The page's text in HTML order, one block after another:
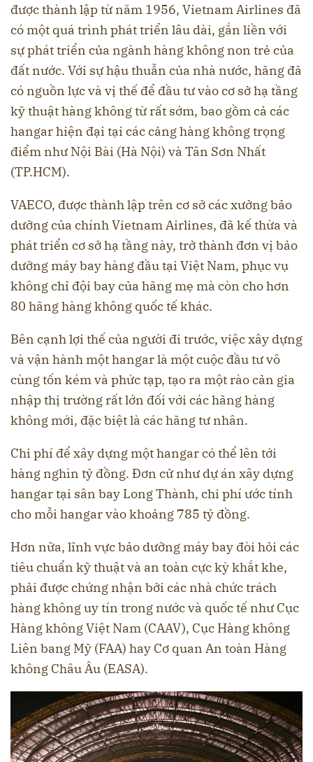
được thành lập từ năm 1956, Vietnam Airlines đã
có một quá trình phát triển lâu dài, gắn liền với
sự phát triển của ngành hàng không non trẻ của
đất nước. Với sự hậu thuẫn của nhà nước, hãng đã
có nguồn lực và vị thế để đầu tư vào cơ sở hạ tầng
kỹ thuật hàng không từ rất sớm, bao gồm cả các
hangar hiện đại tại các cảng hàng không trọng
điểm như Nội Bài (Hà Nội) và Tân Sơn Nhất
(TP.HCM).
VAECO, được thành lập trên cơ sở các xưởng bảo
dưỡng của chính Vietnam Airlines, đã kế thừa và
phát triển cơ sở hạ tầng này, trở thành đơn vị bảo
dưỡng máy bay hàng đầu tại Việt Nam, phục vụ
không chỉ đội bay của hãng mẹ mà còn cho hơn
80 hãng hàng không quốc tế khác.
Bên cạnh lợi thế của người đi trước, việc xây dựng
và vận hành một hangar là một cuộc đầu tư vô
cùng tốn kém và phức tạp, tạo ra một rào cản gia
nhập thị trường rất lớn đối với các hãng hàng
không mới, đặc biệt là các hãng tư nhân.
Chi phí để xây dựng một hangar có thể lên tới
hàng nghìn tỷ đồng. Đơn cử như dự án xây dựng
hangar tại sân bay Long Thành, chi phí ước tính
cho mỗi hangar vào khoảng 785 tỷ đồng.
Hơn nữa, lĩnh vực bảo dưỡng máy bay đòi hỏi các
tiêu chuẩn kỹ thuật và an toàn cực kỳ khắt khe,
phải được chứng nhận bởi các nhà chức trách
hàng không uy tín trong nước và quốc tế như Cục
Hàng không Việt Nam (CAAV), Cục Hàng không
Liên bang Mỹ (FAA) hay Cơ quan An toàn Hàng
không Châu Âu (EASA).